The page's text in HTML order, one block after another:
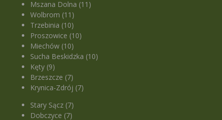
Mszana Dolna (11)
Wolbrom (11)
Trzebinia (10)
Proszowice (10)
Miechów (10)
Sucha Beskidzka (10)
Kęty (9)
Brzeszcze (7)
Krynica-Zdrój (7)
Stary Sącz (7)
Dobczyce (7)